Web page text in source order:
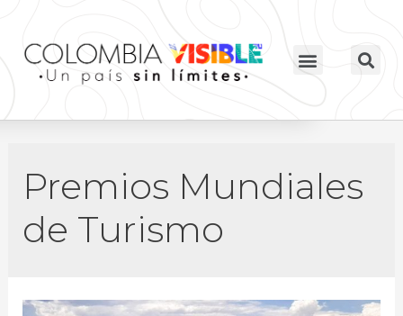
Premios Mundiales
de Turismo